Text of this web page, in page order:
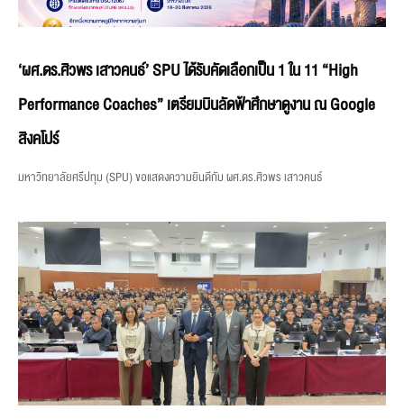
‘ผศ.ดร.ศิวพร เสาวคนธ์’ SPU ได้รับคัดเลือกเป็น 1 ใน 11 “High
Performance Coaches” เตรียมบินลัดฟ้าศึกษาดูงาน ณ Google
สิงคโปร์
มหาวิทยาลัยศรีปทุม (SPU) ขอแสดงความยินดีกับ ผศ.ดร.ศิวพร เสาวคนธ์